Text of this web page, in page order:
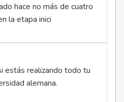
hace no más de cuatro
la etapa inici
estás realizando todo tu
alemana.